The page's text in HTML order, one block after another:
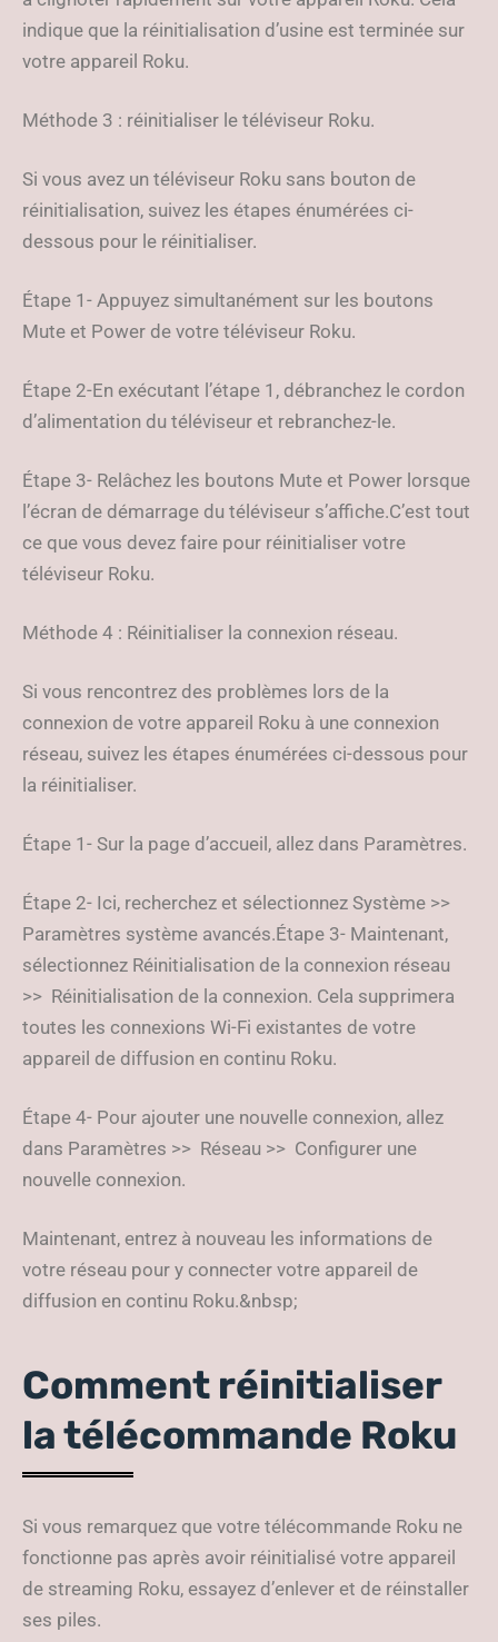
indique que la réinitialisation d’usine est terminée sur
votre appareil Roku.
Méthode 3 : réinitialiser le téléviseur Roku.
Si vous avez un téléviseur Roku sans bouton de
réinitialisation, suivez les étapes énumérées ci-
dessous pour le réinitialiser.
Étape 1- Appuyez simultanément sur les boutons
Mute et Power de votre téléviseur Roku.
Étape 2-En exécutant l’étape 1, débranchez le cordon
d’alimentation du téléviseur et rebranchez-le.
Étape 3- Relâchez les boutons Mute et Power lorsque
l’écran de démarrage du téléviseur s’affiche.C’est tout
ce que vous devez faire pour réinitialiser votre
téléviseur Roku.
Méthode 4 : Réinitialiser la connexion réseau.
Si vous rencontrez des problèmes lors de la
connexion de votre appareil Roku à une connexion
réseau, suivez les étapes énumérées ci-dessous pour
la réinitialiser.
Étape 1- Sur la page d’accueil, allez dans Paramètres.
Étape 2- Ici, recherchez et sélectionnez Système >>
Paramètres système avancés.Étape 3- Maintenant,
sélectionnez Réinitialisation de la connexion réseau
>> Réinitialisation de la connexion. Cela supprimera
toutes les connexions Wi-Fi existantes de votre
appareil de diffusion en continu Roku.
Étape 4- Pour ajouter une nouvelle connexion, allez
dans Paramètres >> Réseau >> Configurer une
nouvelle connexion.
Maintenant, entrez à nouveau les informations de
votre réseau pour y connecter votre appareil de
diffusion en continu Roku.&nbsp;
Comment réinitialiser
la télécommande Roku
Si vous remarquez que votre télécommande Roku ne
fonctionne pas après avoir réinitialisé votre appareil
de streaming Roku, essayez d’enlever et de réinstaller
ses piles.